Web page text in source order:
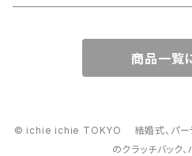
トートーバッグ
コロンとしたハンドバッグ
商品一覧
© ichie ichie TOKYO 結婚式、パーテ
のクラッチバック